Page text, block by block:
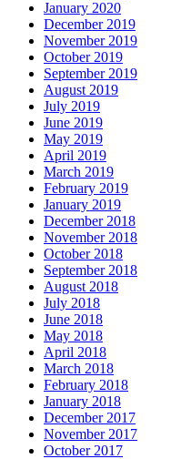
January 2020
December 2019
November 2019
October 2019
September 2019
August 2019
July 2019
June 2019
May 2019
April 2019
March 2019
February 2019
January 2019
December 2018
November 2018
October 2018
September 2018
August 2018
July 2018
June 2018
May 2018
April 2018
March 2018
February 2018
January 2018
December 2017
November 2017
October 2017